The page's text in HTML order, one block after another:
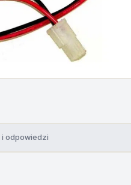
i odpowiedzi